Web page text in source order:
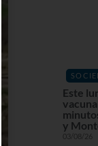
Este
y
03/08/26